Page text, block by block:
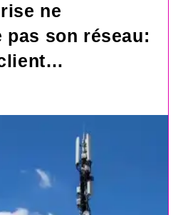
ne
pas son réseau: